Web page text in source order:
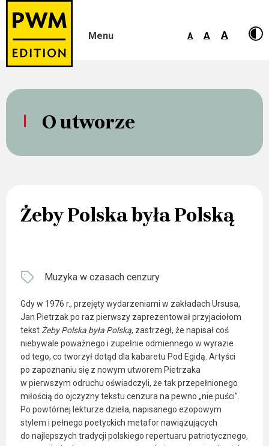
Skip
content
Menu A A A
O utworze
Żeby Polska była Polską
Muzyka w czasach cenzury
Gdy w 1976 r., przejęty wydarzeniami w zakładach Ursusa,
Jan Pietrzak po raz pierwszy zaprezentował przyjaciołom
tekst Żeby Polska była Polską, zastrzegł, że napisał coś
niebywale poważnego i zupełnie odmiennego w wyrazie
od tego, co tworzył dotąd dla kabaretu Pod Egidą. Artyści
po zapoznaniu się z nowym utworem Pietrzaka
w pierwszym odruchu oświadczyli, że tak przepełnionego
miłością do ojczyzny tekstu cenzura na pewno „nie puści”.
Po powtórnej lekturze dzieła, napisanego ezopowym
stylem i pełnego poetyckich metafor nawiązujących
do najlepszych tradycji polskiego repertuaru patriotycznego,